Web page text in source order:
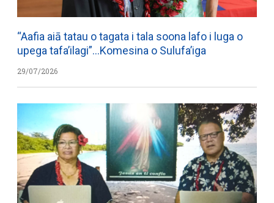
“Aafia aiā tatau o tagata i tala soona lafo i luga o
upega tafa’ilagi”…Komesina o Sulufa’iga
29/07/2026